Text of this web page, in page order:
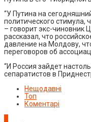
“У Путина на
политического стимула,
– говорит экс-
рассказал, что
давление на Молдову,
переговоров об
“И Россия зайдет
сепаратистов в
Нещодавні
Топ
Коментарі